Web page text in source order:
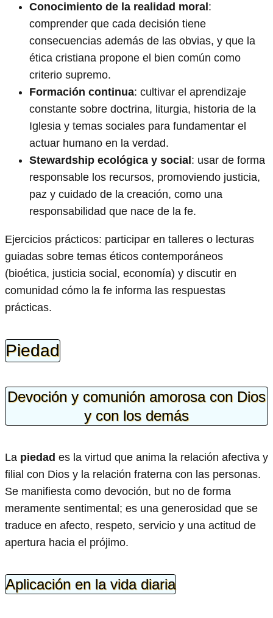
Conocimiento de la realidad moral :
comprender que cada decisión tiene
consecuencias además de las obvias, y que la
ética cristiana propone el bien común como
criterio supremo.
Formación continua: cultivar el aprendizaje
constante sobre doctrina, liturgia, historia de la
Iglesia y temas sociales para fundamentar el
actuar humano en la verdad.
Stewardship ecológica y social : usar de forma
responsable los recursos, promoviendo justicia,
paz y cuidado de la creación, como una
responsabilidad que nace de la fe.
Ejercicios prácticos: participar en talleres o lecturas
guiadas sobre temas éticos contemporáneos
(bioética, justicia social, economía) y discutir en
comunidad cómo la fe informa las respuestas
prácticas.
Piedad
Devoción y comunión amorosa con Dios
y con los demás
La piedad es la virtud que anima la relación afectiva y
filial con Dios y la relación fraterna con las personas.
Se manifiesta como devoción, but no de forma
meramente sentimental; es una generosidad que se
traduce en afecto, respeto, servicio y una actitud de
apertura hacia el prójimo.
Aplicación en la vida diaria